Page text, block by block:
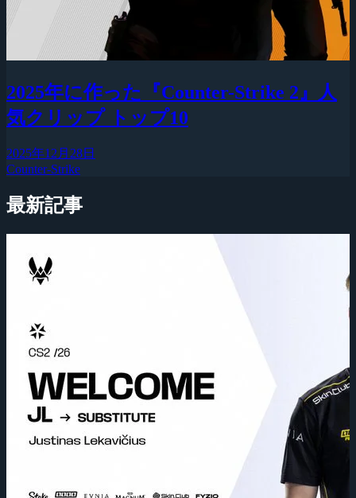
2025年に作った『Counter-Strike 2』人
気クリップ トップ10
2025年12月28日
Counter-Strike
最新記事